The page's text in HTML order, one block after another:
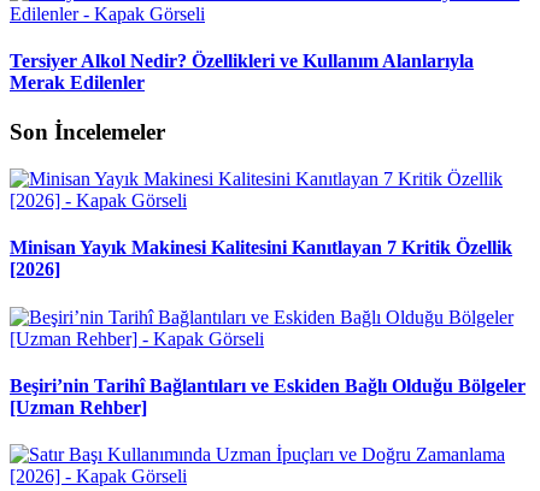
Tersiyer Alkol Nedir? Özellikleri ve Kullanım Alanlarıyla
Merak Edilenler
Son İncelemeler
Minisan Yayık Makinesi Kalitesini Kanıtlayan 7 Kritik Özellik
[2026]
Beşiri’nin Tarihî Bağlantıları ve Eskiden Bağlı Olduğu Bölgeler
[Uzman Rehber]